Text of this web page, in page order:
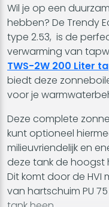
Wil je op een
hebben? De Trendy
type 2.53, is de
verwarming van
TWS-2W 200 Liter
biedt deze
voor je
Deze complete
kunt optioneel
milieuvriendelijk en
deze tank de hoogst
Dit komt door de HVI
van hartschuim PU